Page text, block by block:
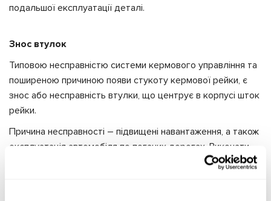
подальшої експлуатації деталі.
Знос втулок
Типовою несправністю системи кермового управління та
поширеною причиною появи стукоту кермової рейки, є
знос або несправність втулки, що центрує в корпусі шток
рейки.
Причина несправності – підвищені навантаження, а також
експлуатація автомобіля по поганих дорогах. Виконати
діагностику можна, похитуючи правий або лівий кінець